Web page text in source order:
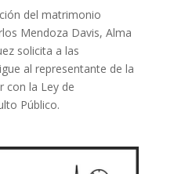
del matrimonio
Mendoza Davis, Alma
solicita a las
al representante de la
con la Ley de
Público.